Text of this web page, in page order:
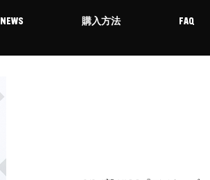
NEWS 購入方法 FAQ